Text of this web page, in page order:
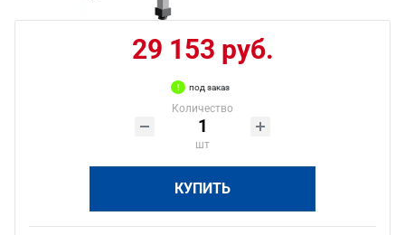
29 153 руб.
под заказ
Количество
шт
КУПИТЬ